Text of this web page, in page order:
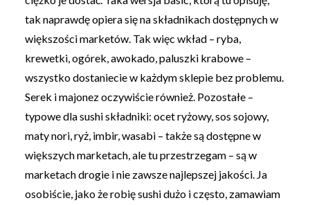
tak naprawdę opiera się na składnikach dostępnych w
większości marketów. Tak więc wkład – ryba,
krewetki, ogórek, awokado, paluszki krabowe –
wszystko dostaniecie w każdym sklepie bez problemu.
Serek i majonez oczywiście również. Pozostałe –
typowe dla sushi składniki: ocet ryżowy, sos sojowy,
maty nori, ryż, imbir, wasabi – także są dostępne w
większych marketach, ale tu przestrzegam – są w
marketach drogie i nie zawsze najlepszej jakości. Ja
osobiście, jako że robię sushi dużo i często, zamawiam